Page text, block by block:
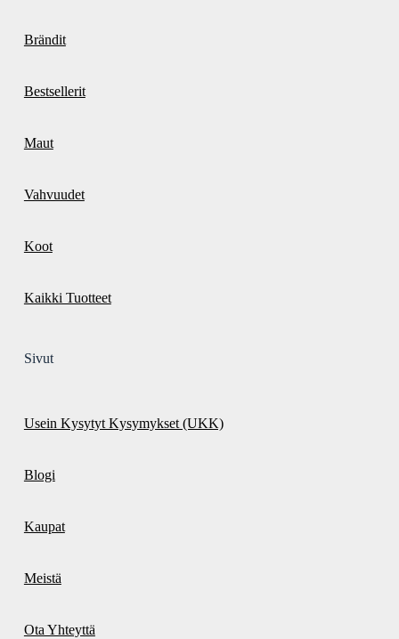
Brändit
Bestsellerit
Maut
Vahvuudet
Koot
Kaikki Tuotteet
Sivut
Usein Kysytyt Kysymykset (UKK)
Blogi
Kaupat
Meistä
Ota Yhteyttä